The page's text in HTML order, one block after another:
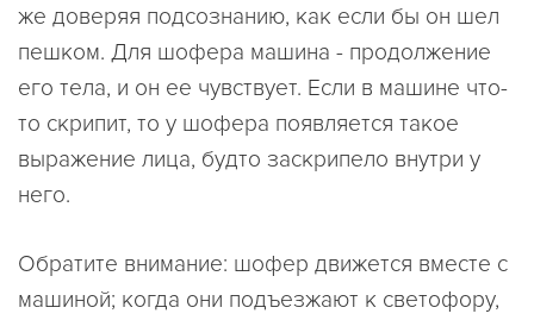
же доверяя подсознанию, как если бы он шел
пешком. Для шофера машина - продолжение
его тела, и он ее чувствует. Если в машине что-
то скрипит, то у шофера появляется такое
выражение лица, будто заскрипело внутри у
него.
Обратите внимание: шофер движется вместе с
машиной; когда они подъезжают к светофору,